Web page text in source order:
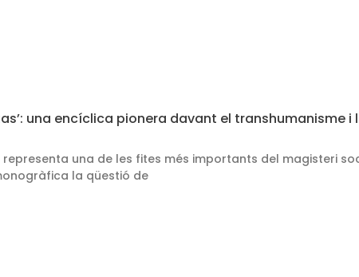
una encíclica pionera davant el transhumanisme
una de les fites més importants del magisteri
la qüestió de